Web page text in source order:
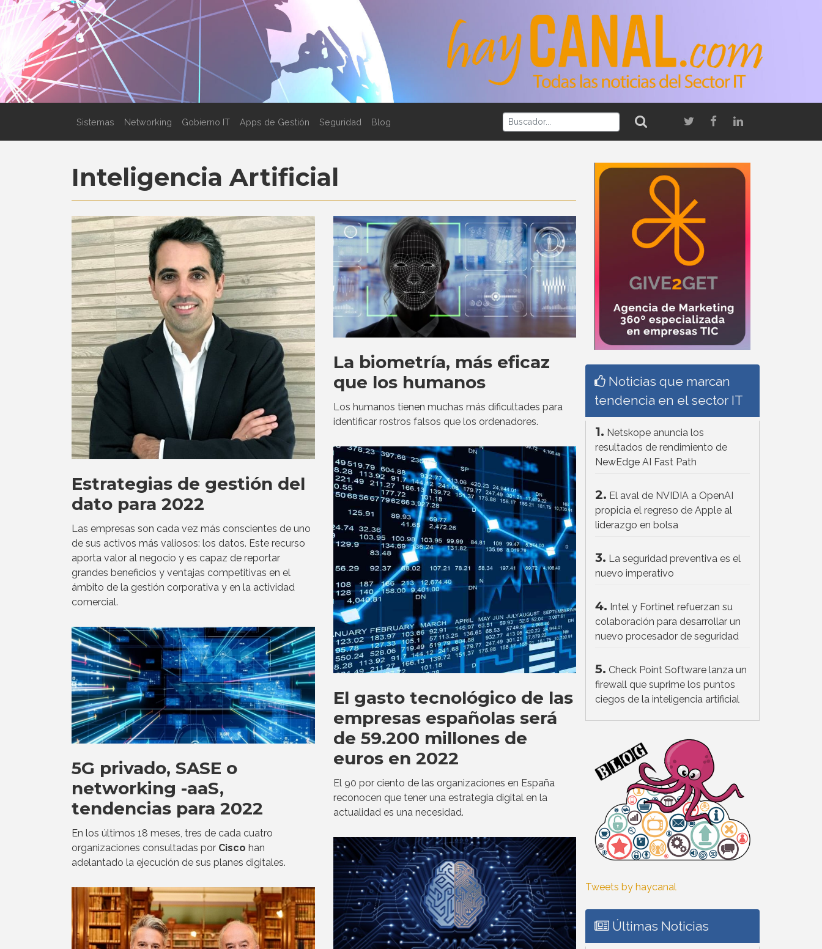
Sistemas Networking Gobierno IT Apps de Gestión Seguridad Blog
Inteligencia Artificial
Estrategias de gestión del
dato para 2022
Las empresas son cada vez más conscientes de uno
de sus activos más valiosos: los datos. Este recurso
aporta valor al negocio y es capaz de reportar
grandes beneficios y ventajas competitivas en el
ámbito de la gestión corporativa y en la actividad
comercial.
5G privado, SASE o
networking -aaS,
tendencias para 2022
En los últimos 18 meses, tres de cada cuatro
organizaciones consultadas por Cisco han
adelantado la ejecución de sus planes digitales.
La biometría, más eficaz
que los humanos
Los humanos tienen muchas más dificultades para
identificar rostros falsos que los ordenadores.
El gasto tecnológico de las
empresas españolas será
de 59.200 millones de
euros en 2022
El 90 por ciento de las organizaciones en España
reconocen que tener una estrategia digital en la
actualidad es una necesidad.
Noticias que marcan
tendencia en el sector IT
1. Netskope anuncia los
resultados de rendimiento de
NewEdge AI Fast Path
2. El aval de NVIDIA a OpenAI
propicia el regreso de Apple al
liderazgo en bolsa
3. La seguridad preventiva es el
nuevo imperativo
4. Intel y Fortinet refuerzan su
colaboración para desarrollar un
nuevo procesador de seguridad
5. Check Point Software lanza un
firewall que suprime los puntos
ciegos de la inteligencia artificial
Tweets by haycanal
Últimas Noticias